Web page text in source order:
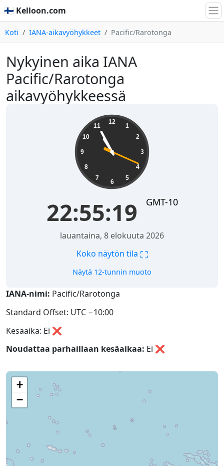
🇫🇮 Kelloon.com
Koti IANA-aikavyöhykkeet Pacific/Rarotonga
Nykyinen aika IANA
Pacific/Rarotonga
aikavyöhykkeessä
12
1
2
3
4
5
6
7
8
9
10
11
22:55:20 GMT-10
lauantaina, 8 elokuuta 2026
Koko näytön tila ⛶
Näytä 12-tunnin muoto
IANA-nimi: Pacific/Rarotonga
Standard Offset: UTC −10:00
Kesäaika: Ei ❌
Noudattaa parhaillaan kesäaikaa: Ei ❌
+
−